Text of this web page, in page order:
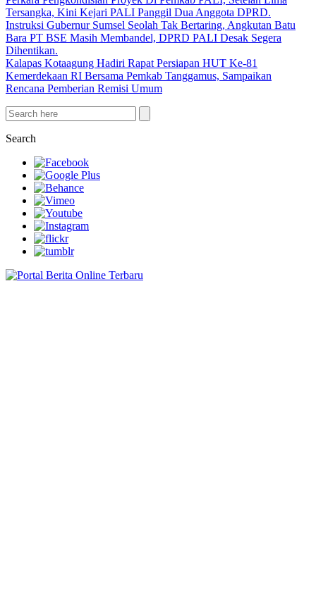
Tersangka, Kini Kejari PALI Panggil Dua Anggota DPRD.
Instruksi Gubernur Sumsel Seolah Tak Bertaring, Angkutan Batu
Bara PT BSE Masih Membandel, DPRD PALI Desak Segera
Dihentikan.
Kalapas Kotaagung Hadiri Rapat Persiapan HUT Ke-81
Kemerdekaan RI Bersama Pemkab Tanggamus, Sampaikan
Rencana Pemberian Remisi Umum
Search